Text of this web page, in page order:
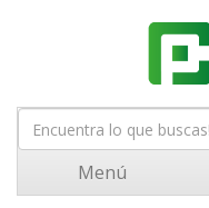
Menú